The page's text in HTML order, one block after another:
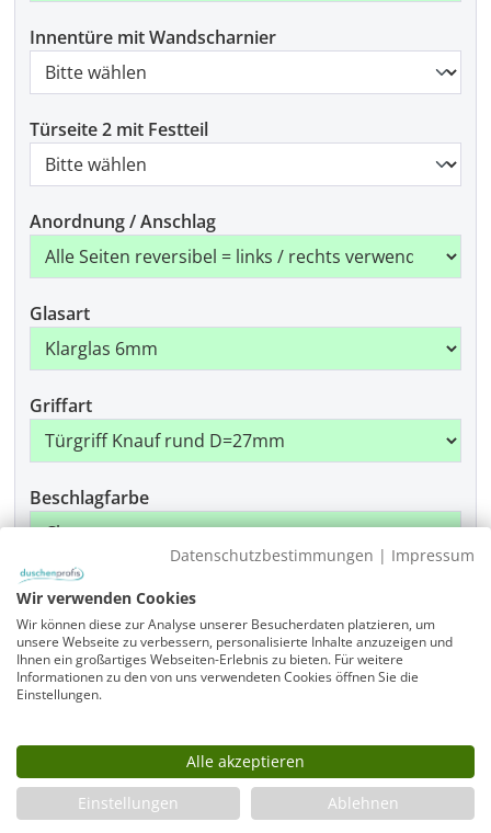
Innentüre mit Wandscharnier
Türseite 2 mit Festteil
Anordnung / Anschlag
Glasart
Griffart
Beschlagfarbe
Montage
Produkt Anzahl: Gib den gewünschten
Infos
Datenschutzbestimmungen | Impressum
Wir verwenden Cookies
Wir können diese zur Analyse unserer Besucherdaten platzieren, um
unsere Webseite zu verbessern, personalisierte Inhalte anzuzeigen und
Ihnen ein großartiges Webseiten-Erlebnis zu bieten. Für weitere
Informationen zu den von uns verwendeten Cookies öffnen Sie die
Einstellungen.
Alle akzeptieren
Einstellungen
Ablehnen